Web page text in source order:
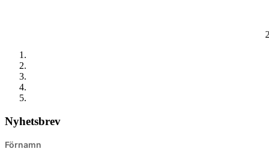
Nyhetsbrev
Förnamn